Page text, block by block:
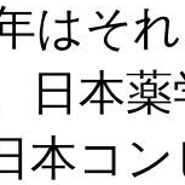
はそ
日本
本コ